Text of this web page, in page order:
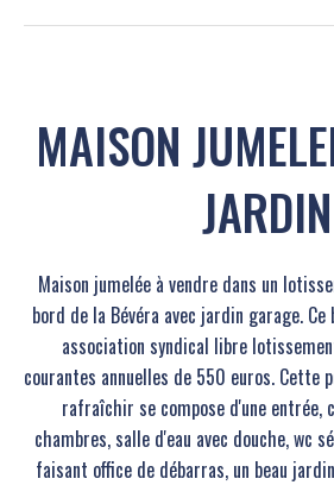
MAISON
JARDIN
Maison jumelée à vendre dans un
bord de la Bévéra avec jardin garage.
association syndical libre
courantes annuelles de 550 euros. Cette
rafraîchir se compose d'une entrée,
chambres, salle d'eau avec douche, wc
faisant office de débarras, un beau